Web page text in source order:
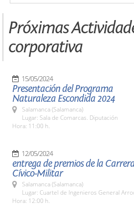
Próximas
corporativa
15/05/2024
Presentación del Programa
Naturaleza Escondida 2024
Salamanca (Salamanca)
Lugar: Sala de Comarcas. Diputación
Hora: 11:00 h.
12/05/2024
entrega de premios de la
Cívico-Militar
Salamanca (Salamanca)
Lugar: Cuartel de Ingenieros General
Hora: 12:00 h.